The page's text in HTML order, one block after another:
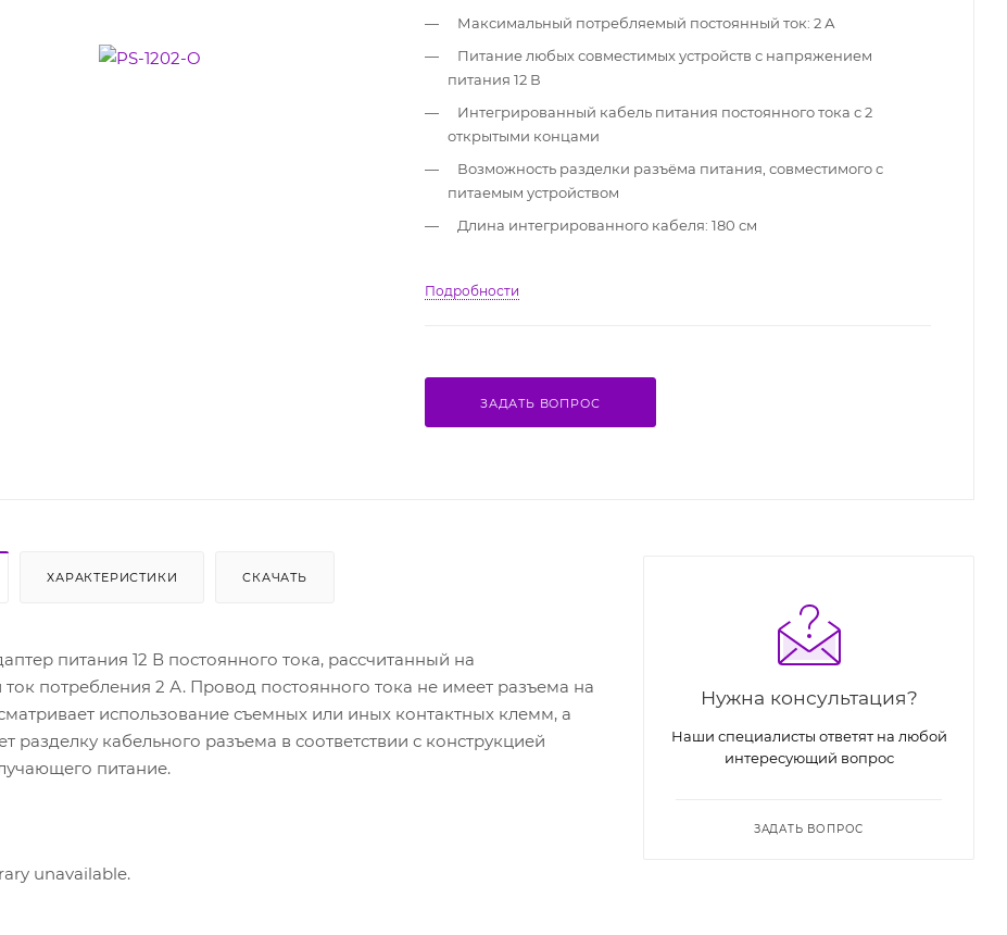
Максимальный потребляемый постоянный ток: 2 А
Питание любых совместимых устройств с напряжением
питания 12 В
Интегрированный кабель питания постоянного тока с 2
открытыми концами
Возможность разделки разъёма питания, совместимого с
питаемым устройством
Длина интегрированного кабеля: 180 см
Подробности
ЗАДАТЬ ВОПРОС
ХАРАКТЕРИСТИКИ СКАЧАТЬ
питания 12 В постоянного тока, рассчитанный на
потребления 2 А. Провод постоянного тока не имеет разъема на
использование съемных или иных контактных клемм, а
разделку кабельного разъема в соответствии с конструкцией
питание.
unavailable.
Нужна консультация?
Наши специалисты ответят на любой
интересующий вопрос
ЗАДАТЬ ВОПРОС